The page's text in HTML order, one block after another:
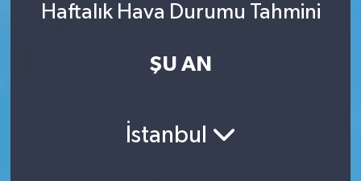
Haftalık Hava Durumu Tahmini
ŞU AN
İstanbul
Tüm Manşetler
Son Dakika Haberleri